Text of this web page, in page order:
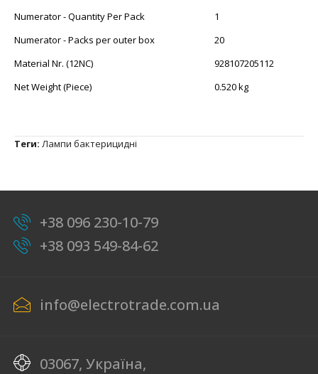
Numerator - Quantity Per Pack
1
Numerator - Packs per outer box
20
Material Nr. (12NC)
928107205112
Net Weight (Piece)
0.520 kg
Теги: Лампи бактерицидні
+38 096 230-10-79
+38 093 549-84-62
info@electrotrade.com.ua
03067, Україна,